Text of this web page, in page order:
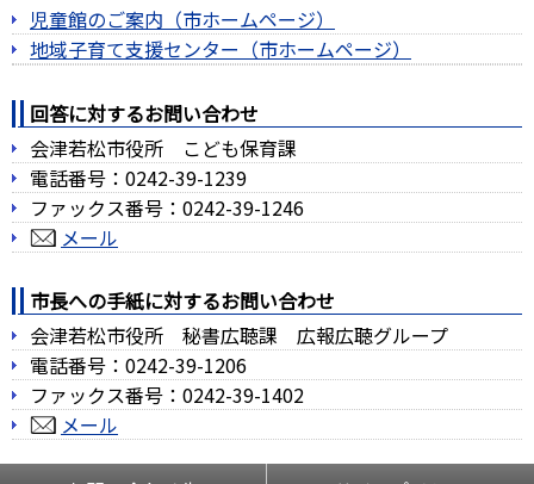
児童館のご案内（市ホームページ）
地域子育て支援センター（市ホームページ）
回答に対するお問い合わせ
会津若松市役所 こども保育課
電話番号：0242-39-1239
ファックス番号：0242-39-1246
メール
市長への手紙に対するお問い合わせ
会津若松市役所 秘書広聴課 広報広聴グループ
電話番号：0242-39-1206
ファックス番号：0242-39-1402
メール